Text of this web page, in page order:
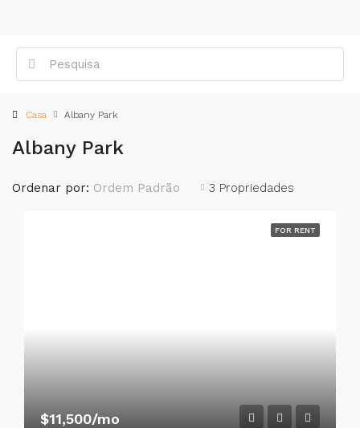
Casa Albany Park
Albany Park
3 Propriedades
Ordenar por: Ordem Padrão
FOR RENT
$11,500/mo